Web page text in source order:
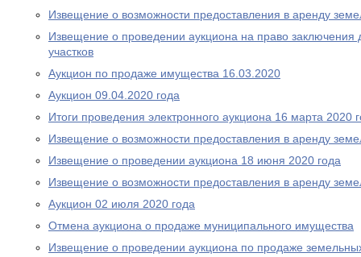
Извещение о возможности предоставления в аренду
Извещение о проведении аукциона на право заключения
участков
Аукцион по продаже имущества 16.03.2020
Аукцион 09.04.2020 года
Итоги проведения электронного аукциона 16 марта
Извещение о возможности предоставления в аренду
Извещение о проведении аукциона 18 июня 2020 года
Извещение о возможности предоставления в аренду
Аукцион 02 июля 2020 года
Отмена аукциона о продаже муниципального имущества
Извещение о проведении аукциона по продаже